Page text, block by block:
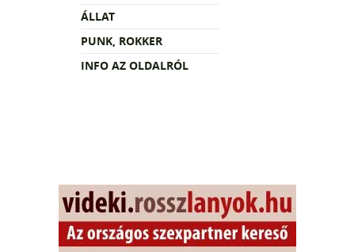
ÁLLAT
PUNK, ROKKER
INFO AZ OLDALRÓL